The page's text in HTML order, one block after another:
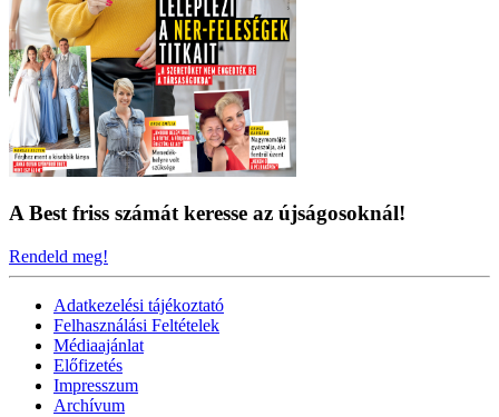
A Best friss számát keresse az újságosoknál!
Rendeld meg!
Adatkezelési tájékoztató
Felhasználási Feltételek
Médiaajánlat
Előfizetés
Impresszum
Archívum